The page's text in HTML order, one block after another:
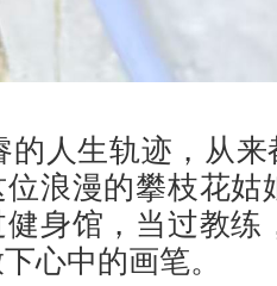
的人生轨迹，从
位浪漫的攀枝花
身馆，当过教
心中的画笔。